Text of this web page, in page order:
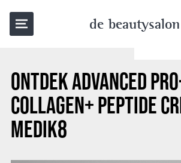
de beautysalon
ONTDEK ADVANCED
COLLAGEN+ PEPTIDE
MEDIK8
TERUG NAAR OVERZICHT